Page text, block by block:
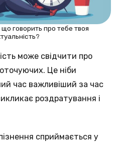
що говорить про тебе твоя
може свідчити прo
Цe ніби
час важливіший за час
роздратування і
сприймається у